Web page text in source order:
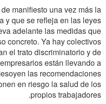
manifiesto una vez más la
y que se refleja en las leyes
adelante las medidas que
concreto. Ya hay colectivos
el trato discriminatorio y de
están llevando a
las recomendaciones
en riesgo la salud de los
propios trabajadores.